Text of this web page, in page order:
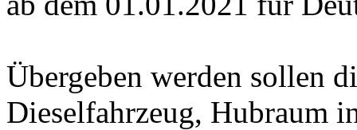
Übergeben werden sollen
Dieselfahrzeug, Hubraum